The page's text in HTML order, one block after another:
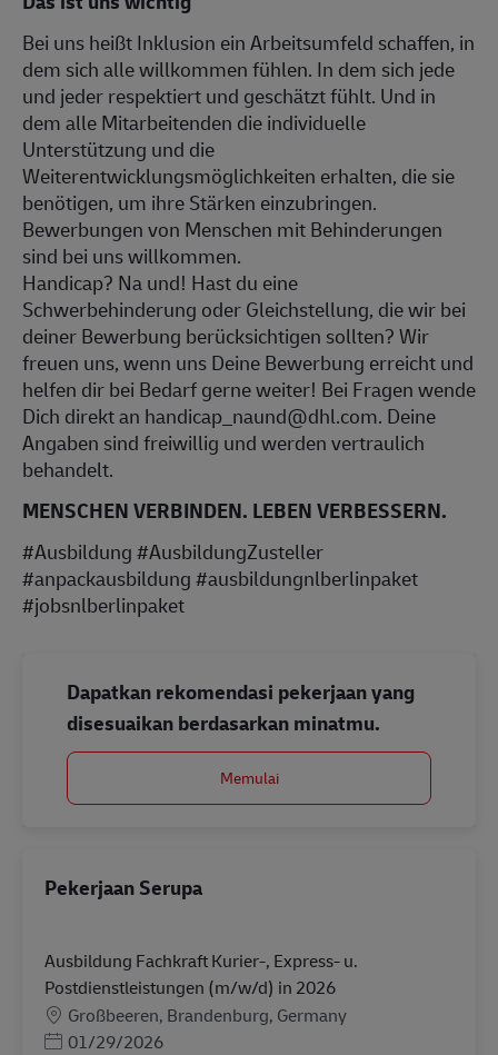
Bei uns heißt Inklusion ein Arbeitsumfeld schaffen, in
dem sich alle willkommen fühlen. In dem sich jede
und jeder respektiert und geschätzt fühlt. Und in
dem alle Mitarbeitenden die individuelle
Unterstützung und die
Weiterentwicklungsmöglichkeiten erhalten, die sie
benötigen, um ihre Stärken einzubringen.
Bewerbungen von Menschen mit Behinderungen
sind bei uns willkommen.
Handicap? Na und! Hast du eine
Schwerbehinderung oder Gleichstellung, die wir bei
deiner Bewerbung berücksichtigen sollten? Wir
freuen uns, wenn uns Deine Bewerbung erreicht und
helfen dir bei Bedarf gerne weiter! Bei Fragen wende
Dich direkt an handicap_naund@dhl.com. Deine
Angaben sind freiwillig und werden vertraulich
behandelt.
MENSCHEN VERBINDEN. LEBEN VERBESSERN.
#Ausbildung #AusbildungZusteller
#anpackausbildung #ausbildungnlberlinpaket
#jobsnlberlinpaket
Dapatkan rekomendasi pekerjaan yang
disesuaikan berdasarkan minatmu.
Memulai
Pekerjaan Serupa
Ausbildung Fachkraft Kurier-, Express- u.
Postdienstleistungen (m/w/d) in 2026
LokasiGroßbeeren, Brandenburg, Germany
Posted Date
01/29/2026